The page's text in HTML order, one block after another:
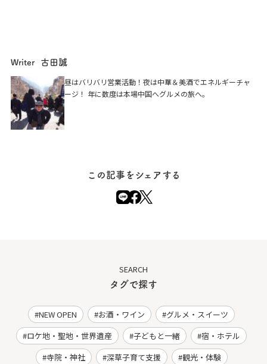
Writer 古田誠
昼はバリバリ営業活動！夜は中華＆美酒でエネルギーチャ
ージ！ 年に数度は本場中国へグルメの旅へ。
この記事をシェアする
SEARCH
タグで探す
NEW OPEN お酒・ワイン
グルメ・スイーツ
ロケ地・聖地・世界遺産
子どもと一緒
宿・ホテル
寺院・神社
深草子育て支援
観光・体験